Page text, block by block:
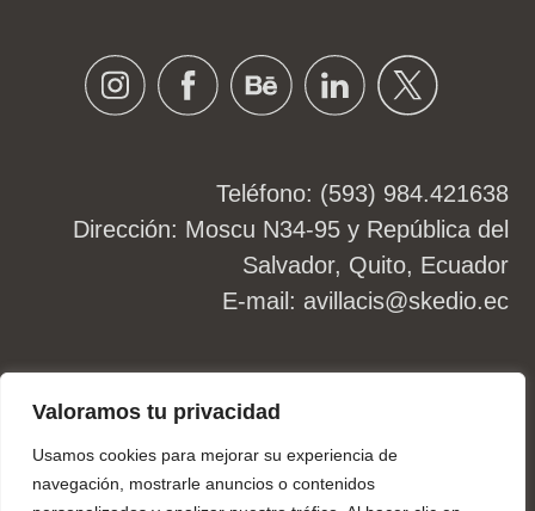
Valoramos tu privacidad
Usamos cookies para mejorar su experiencia de
navegación, mostrarle anuncios o contenidos
Instagram Facebook Behance Linkedin
Teléfono: (593) 984.421638
Dirección: Moscu N34-95 y República del
Salvador, Quito, Ecuador
E-mail: avillacis@skedio.ec